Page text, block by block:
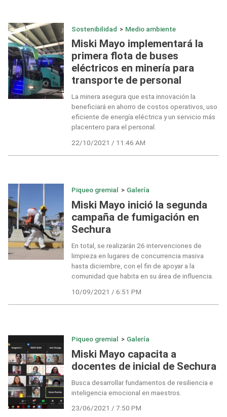
Sostenibilidad > Medio ambiente
Miski Mayo implementará la
primera flota de buses
eléctricos en minería para
transporte de personal
La minera asegura que esta innovación la
beneficiará en ahorro de costos operativos, uso
eficiente de energía eléctrica y un servicio más
placentero para el personal.
22/10/2021 / 11:46 AM
Piqueo gremial > Galería
Miski Mayo inició la segunda
campaña de fumigación en
Sechura
En total, se realizarán 26 intervenciones de
limpieza en lugares de concurrencia masiva
hasta diciembre, con el fin de apoyar a la
comunidad que habita en su área de influencia.
10/09/2021 / 6:51 PM
Piqueo gremial > Galería
Miski Mayo capacita a
docentes de inicial de Sechura
Busca desarrollar fundamentos de resiliencia e
inteligencia emocional en maestros.
23/06/2021 / 7:50 PM